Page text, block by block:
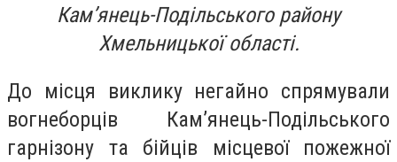
Кам’янець-Подільського району
Хмельницької області.
До місця виклику негайно спрямували
вогнеборців Кам’янець-Подільського
гарнізону та бійців місцевої пожежної